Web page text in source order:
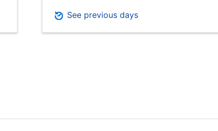
See previous days